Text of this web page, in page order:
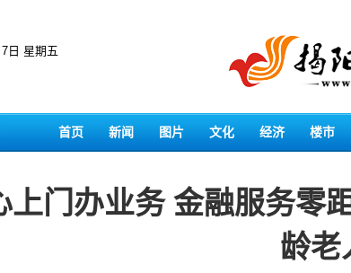
日 星期五
首页
新闻 图片 文化 经济 楼市
上门办业务 金融服务零
龄老